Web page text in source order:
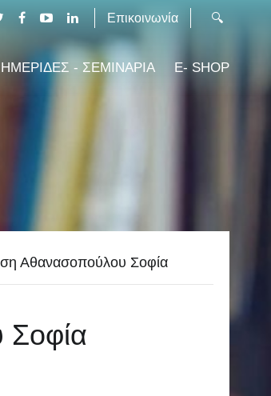
Επικοινωνία
ΗΜΕΡΙΔΕΣ - ΣΕΜΙΝΑΡΙΑ E- SHOP
Αθανασοπούλου Σοφία